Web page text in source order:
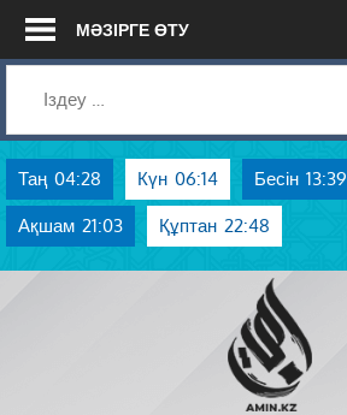
Skip
МӘЗІРГЕ ӨТУ
Таң 04:28 Күн 06:14 Бесін 13:39
Ақшам 21:03 Құптан 22:48